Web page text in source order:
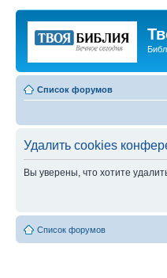
Список форумов
Удалить cookies
Вы уверены, что хотите
Список форумов